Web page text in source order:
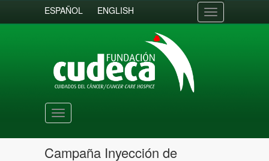
ESPAÑOL ENGLISH
Toggle
navigation
Toggle
navigation
Campaña Inyección de